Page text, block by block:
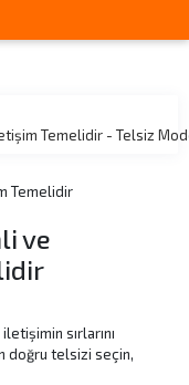
Temelidir - Telsiz
Temelidir
ve
sırlarını
doğru telsizi seçin,